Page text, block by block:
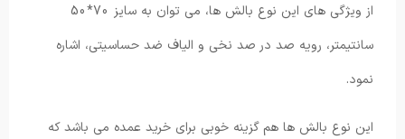
از ویژگی های این نوع بالش ها، می توان به سایز 70*50
سانتیمتر، رویه صد در صد نخی و الیاف ضد حساسیتی، اشاره
نمود.
این نوع بالش ها هم گزینه خوبی برای خرید عمده می باشد که